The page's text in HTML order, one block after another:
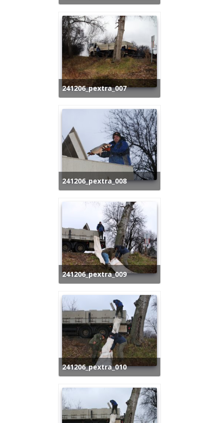
241206_pextra_007
241206_pextra_008
241206_pextra_009
241206_pextra_010